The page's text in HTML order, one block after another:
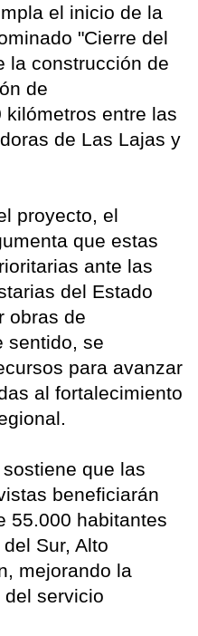
el inicio de la
"Cierre del
la construcción de
de
kilómetros entre las
de Las Lajas y
proyecto, el
que estas
ante las
del Estado
obras de
sentido, se
para avanzar
al fortalecimiento
que las
beneficiarán
55.000 habitantes
Sur, Alto
mejorando la
servicio